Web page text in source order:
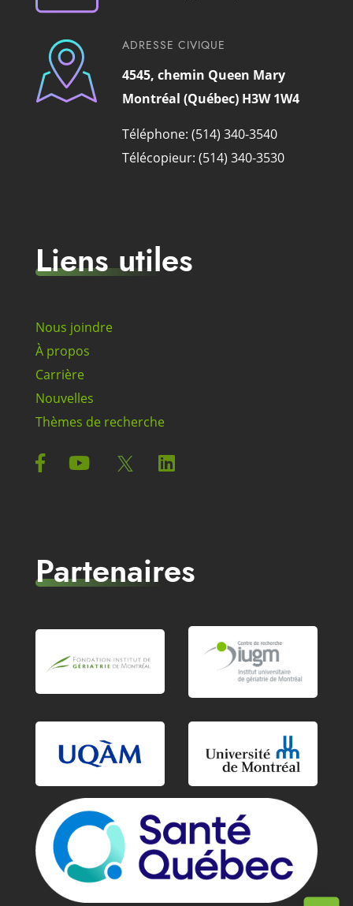
ADRESSE CIVIQUE
4545, chemin Queen Mary
Montréal (Québec) H3W 1W4
Téléphone: (514) 340-3540
Télécopieur: (514) 340-3530
Liens utiles
Nous joindre
À propos
Carrière
Nouvelles
Thèmes de recherche
Partenaires